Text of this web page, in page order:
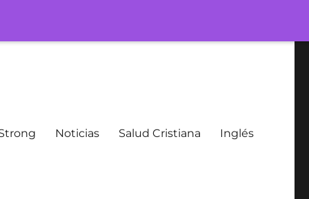
Noticias Salud Cristiana Inglés